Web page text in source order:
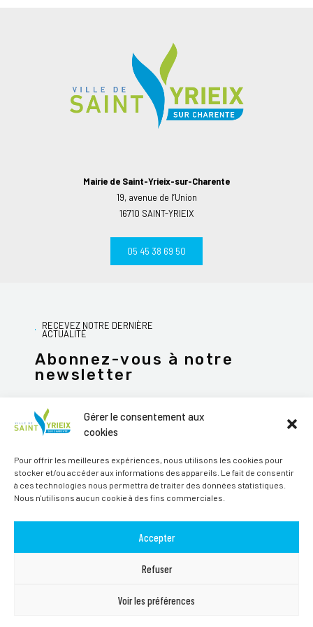
Gérer le consentement aux
cookies
Pour offrir les meilleures expériences, nous utilisons les cookies pour
stocker et/ou accéder aux informations des appareils. Le fait de consentir
à ces technologies nous permettra de traiter des données statistiques.
Nous n'utilisons aucun cookie à des fins commerciales.
Accepter
Refuser
Voir les préférences
Mairie de Saint-Yrieix-sur-Charente
19, avenue de l’Union
16710 SAINT-YRIEIX
05 45 38 69 50
RECEVEZ NOTRE DERNIÈRE
ACTUALITÉ
Abonnez-vous à notre
newsletter
JE M'ABONNE
Alternative: